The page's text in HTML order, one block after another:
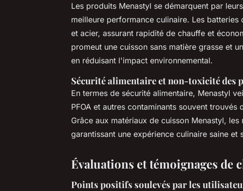
Les produits Menastyl se démarquent par leurs
meilleure performance culinaire. Les
et acier, assurant rapidité de chauffe et
promeut une cuisson sans matière grasse et
en réduisant l'impact environnemental.
Sécurité alimentaire et non-toxicité des
En termes de sécurité alimentaire, Menastyl
PFOA et autres contaminants souvent
Grâce aux matériaux de cuisson Menastyl,
garantissant une expérience culinaire saine et
Évaluations et témoignages de
Points positifs soulevés par les